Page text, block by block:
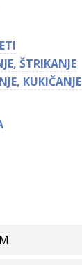
ŠTRIKANJE
KUKIČANJE